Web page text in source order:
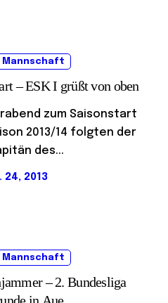
Mannschaft
– ESK I grüßt von oben
zum Saisonstart
2013/14 folgten der
des...
24, 2013
Mannschaft
– 2. Bundesliga